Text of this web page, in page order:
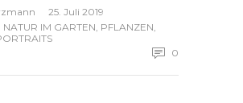
25. Juli 2019
NATUR IM GARTEN, PFLANZEN,
0